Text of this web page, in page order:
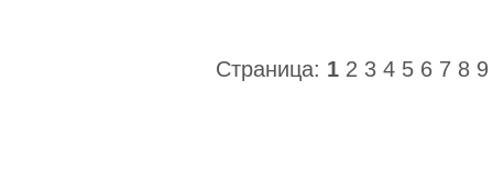
Страница: 1 2 3 4 5 6 7 8 9